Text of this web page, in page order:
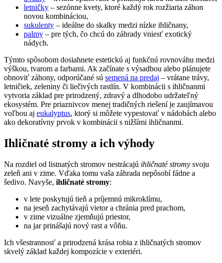
letničky – sezónne kvety, ktoré každý rok rozžiaria záhon
novou kombináciou,
sukulenty – ideálne do skalky medzi nízke ihličnany,
palmy – pre tých, čo chcú do záhrady vniesť exotický
nádych.
Týmto spôsobom dosiahnete estetickú aj funkčnú rovnováhu medzi
výškou, tvarom a farbami. Ak začínate s výsadbou alebo plánujete
obnoviť záhony, odporúčané sú semená na predaj – vrátane trávy,
letničiek, zeleniny či liečivých rastlín. V kombinácii s ihličnanmi
vytvoria základ pre prirodzený, zdravý a dlhodobo udržateľný
ekosystém. Pre priaznivcov menej tradičných riešení je zaujímavou
voľbou aj eukalyptus, ktorý si môžete vypestovať v nádobách alebo
ako dekoratívny prvok v kombinácii s nižšími ihličnanmi.
Ihličnaté stromy a ich výhody
Na rozdiel od listnatých stromov nestrácajú ihličnaté stromy svoju
zeleň ani v zime. Vďaka tomu vaša záhrada nepôsobí fádne a
šedivo. Navyše, ihličnaté stromy:
v lete poskytujú tieň a príjemnú mikroklímu,
na jeseň zachytávajú vietor a chránia pred prachom,
v zime vizuálne zjemňujú priestor,
na jar prinášajú nový rast a vôňu.
Ich všestrannosť a prirodzená krása robia z ihličnatých stromov
skvelý základ každej kompozície v exteriéri.